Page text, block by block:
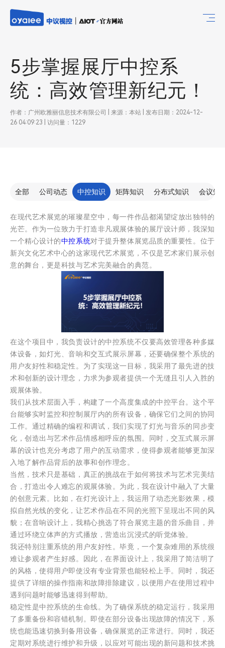
5步掌握展厅中控系
统：高效管理新纪元！
作者：广州欧雅丽信息技术有限公司 | 来源：本站 | 发布日期：2024-12-
26 04:09:23 | 访问量：1229
全部 公司动态 中控知识 矩阵知识 分布式知识 会议知
在现代艺术展览的璀璨星空中，每一件作品都渴望绽放出独特的
光芒。作为一位致力于打造非凡观展体验的展厅设计师，我深知
一个精心设计的中控系统对于提升整体展览品质的重要性。位于
新兴文化艺术中心的这家现代艺术展览，不仅是艺术家们展示创
意的舞台，更是科技与艺术完美融合的典范。
在这个项目中，我负责设计的中控系统不仅要高效管理各种多媒
体设备，如灯光、音响和交互式展示屏幕，还要确保整个系统的
用户友好性和稳定性。为了实现这一目标，我采用了最先进的技
术和创新的设计理念，力求为参观者提供一个无缝且引人入胜的
观展体验。
我们从技术层面入手，构建了一个高度集成的中控平台。这个平
台能够实时监控和控制展厅内的所有设备，确保它们之间的协同
工作。通过精确的编程和调试，我们实现了灯光与音乐的同步变
化，创造出与艺术作品情感相呼应的氛围。同时，交互式展示屏
幕的设计也充分考虑了用户的互动需求，使得参观者能够更加深
入地了解作品背后的故事和创作理念。
当然，技术只是基础，真正的挑战在于如何将技术与艺术完美结
合，打造出令人难忘的观展体验。为此，我在设计中融入了大量
的创意元素。比如，在灯光设计上，我运用了动态光影效果，模
拟自然光线的变化，让艺术作品在不同的光照下呈现出不同的风
貌；在音响设计上，我精心挑选了符合展览主题的音乐曲目，并
通过环绕立体声的方式播放，营造出沉浸式的听觉体验。
我还特别注重系统的用户友好性。毕竟，一个复杂难用的系统很
难让参观者产生好感。因此，在界面设计上，我采用了简洁明了
的风格，使得用户即使没有专业背景也能轻松上手。同时，我还
提供了详细的操作指南和故障排除建议，以便用户在使用过程中
遇到问题时能够迅速得到帮助。
稳定性是中控系统的生命线。为了确保系统的稳定运行，我采用
了多重备份和容错机制。即使在部分设备出现故障的情况下，系
统也能迅速切换到备用设备，确保展览的正常进行。同时，我还
定期对系统进行维护和升级，以应对可能出现的新问题和技术挑